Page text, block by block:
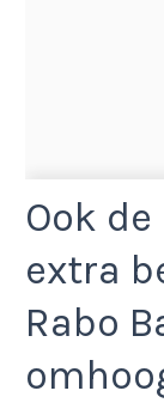
Ook
extra
Rabo